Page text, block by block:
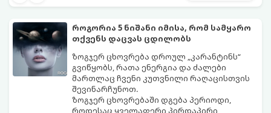
როგორია 5 ნიშანი იმისა, რომ სამყარო
თქვენს დაცვას ცდილობს
ზოგჯერ ცხოვრება დროულ „კარანტინს“
გვიწყობს, რათა ენერგია და ძალები
მართლაც ჩვენი კუთვნილი რაღაცისთვის
შევინარჩუნოთ.
ზოგჯერ ცხოვრებაში დგება პერიოდი,
როდესაც ყველაფერი პირდაპირი